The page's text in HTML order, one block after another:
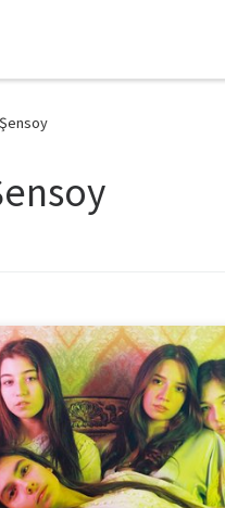
los cines Mustang, una película
el estilo de vida que todavía
conservadoras de Oriente
Deniz Gamze Ergüven plasma
algunas de sus vivencias más